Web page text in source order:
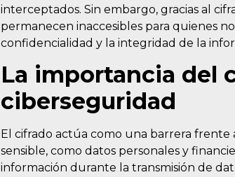
interceptados. Sin embargo, gracias al
permanecen inaccesibles para quienes
confidencialidad y la integridad de la
La importancia del
ciberseguridad
El cifrado actúa como una barrera
sensible, como datos personales y
información durante la transmisión de